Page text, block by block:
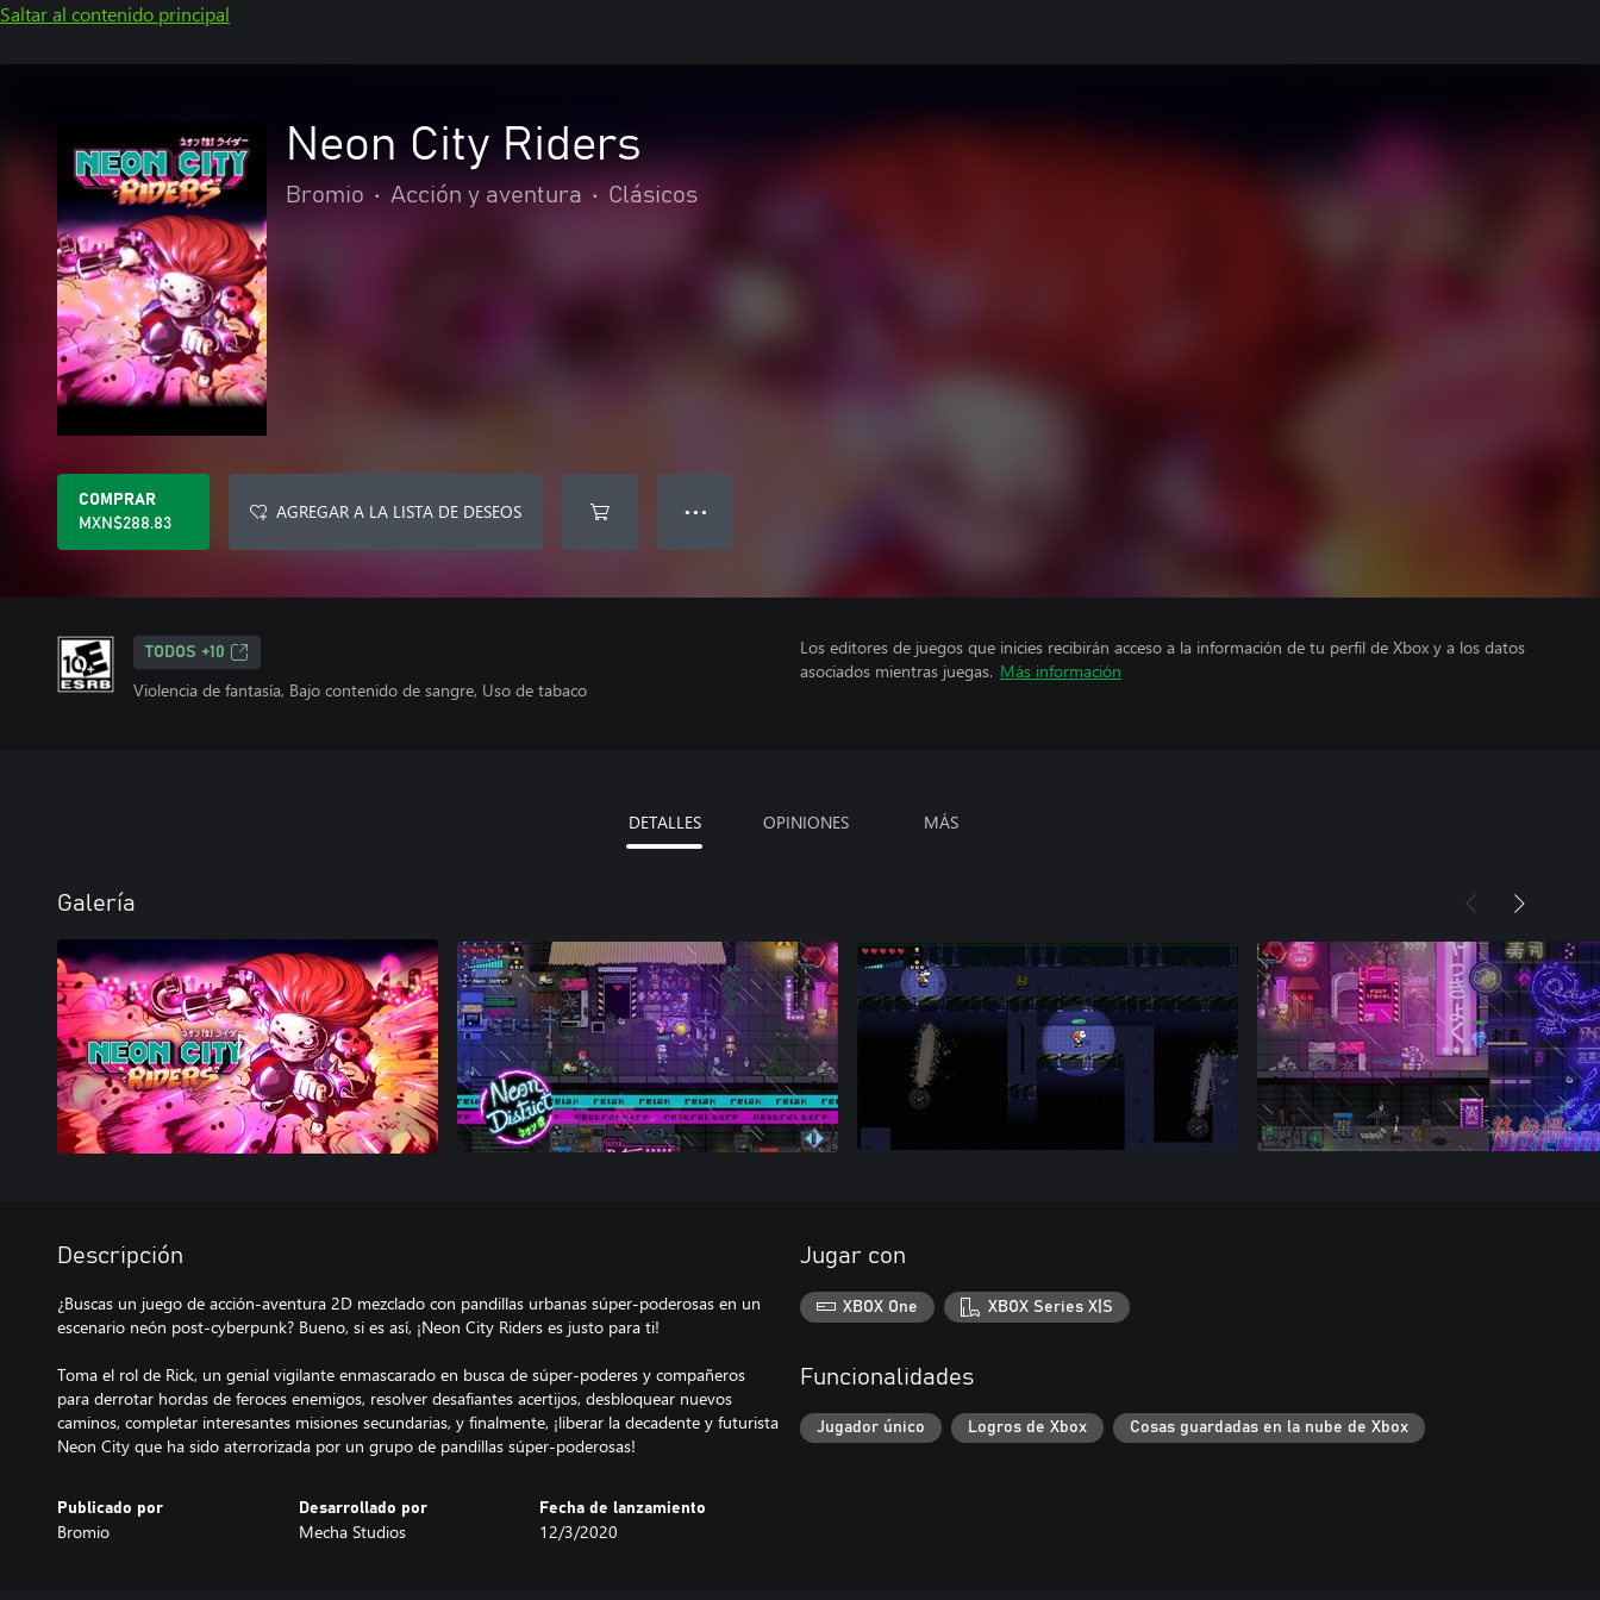
Saltar al contenido principal
Neon City Riders
Bromio • Acción y aventura • Clásicos
COMPRAR
MXN$288.83
AGREGAR A LA LISTA DE DESEOS ● ● ●
TODOS +10
Violencia de fantasía, Bajo contenido de sangre, Uso de tabaco
Los editores de juegos que inicies recibirán acceso a la información de tu perfil de Xbox y a los datos
asociados mientras juegas. Más información
DETALLES OPINIONES MÁS
Galería
Descripción
¿Buscas un juego de acción-aventura 2D mezclado con pandillas urbanas súper-poderosas en un
escenario neón post-cyberpunk? Bueno, si es así, ¡Neon City Riders es justo para ti!
Toma el rol de Rick, un genial vigilante enmascarado en busca de súper-poderes y compañeros
para derrotar hordas de feroces enemigos, resolver desafiantes acertijos, desbloquear nuevos
caminos, completar interesantes misiones secundarias, y finalmente, ¡liberar la decadente y futurista
Neon City que ha sido aterrorizada por un grupo de pandillas súper-poderosas!
Publicado por
Bromio
Desarrollado por
Mecha Studios
Fecha de lanzamiento
12/3/2020
Jugar con
XBOX One XBOX Series X|S
Funcionalidades
Jugador único Logros de Xbox Cosas guardadas en la nube de Xbox